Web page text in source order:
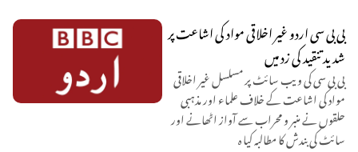
بی بی سی اردو غیر اخلاقی مواد کی اشاعت پر
شدید تنقید کی زد میں
بی بی سی کی ویب سائٹ پر مسلسل غیر اخلاقی
مواد کی اشاعت کے خلاف علماء اور مذہبی
حلقوں نے منبر و محراب سے آواز اٹھانے اور
سائٹ کی بندش کا مطالبہ کیا ہ